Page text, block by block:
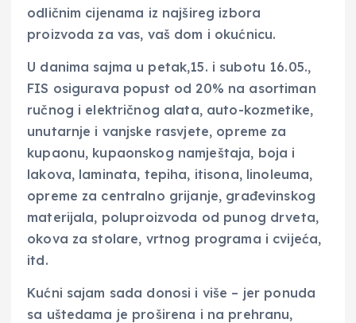
odličnim cijenama iz najšireg izbora
proizvoda za vas, vaš dom i okućnicu.
U danima sajma u petak,15. i subotu 16.05.,
FIS osigurava popust od 20% na asortiman
ručnog i električnog alata, auto-kozmetike,
unutarnje i vanjske rasvjete, opreme za
kupaonu, kupaonskog namještaja, boja i
lakova, laminata, tepiha, itisona, linoleuma,
opreme za centralno grijanje, građevinskog
materijala, poluproizvoda od punog drveta,
okova za stolare, vrtnog programa i cvijeća,
itd.
Kućni sajam sada donosi i više – jer ponuda
sa uštedama je proširena i na prehranu,